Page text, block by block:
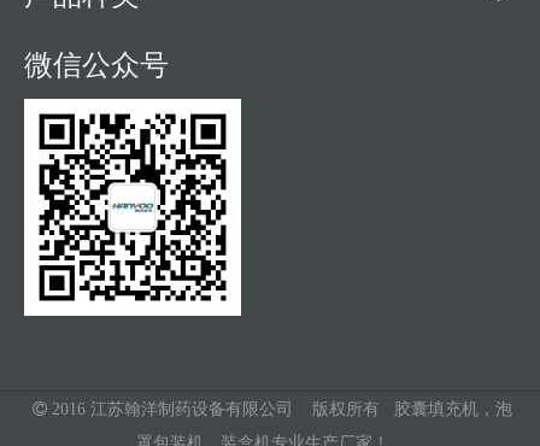
微信公众号
 2016 江苏翰洋制药设备有限公司 版权所有 胶囊填充机，泡